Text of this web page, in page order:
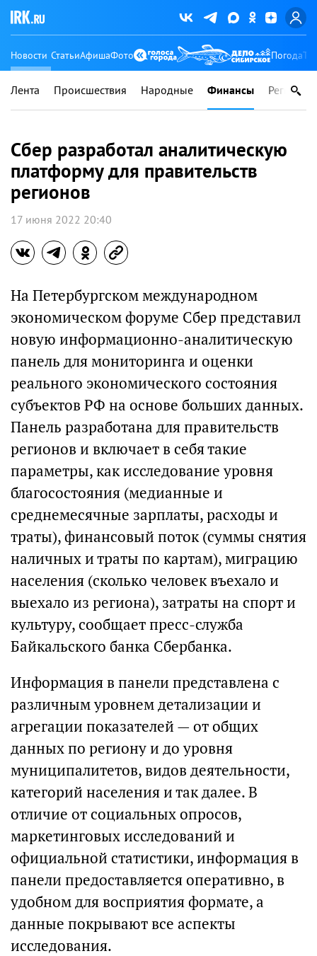
Новости СтатьиАфишаФото Погода
Лента Происшествия Народные Финансы Регионы
Сбер разработал аналитическую
платформу для правительств
регионов
17 июня 2022 20:40
На Петербургском международном
экономическом форуме Сбер представил
новую информационно-аналитическую
панель для мониторинга и оценки
реального экономического состояния
субъектов РФ на основе больших данных.
Панель разработана для правительств
регионов и включает в себя такие
параметры, как исследование уровня
благосостояния (медианные и
среднемесячные зарплаты, расходы и
траты), финансовый поток (суммы снятия
наличных и траты по картам), миграцию
населения (сколько человек въехало и
выехало из региона), затраты на спорт и
культуру, сообщает пресс-служба
Байкальского банка Сбербанка.
Информация в панели представлена с
различным уровнем детализации и
агрегации показателей — от общих
данных по региону и до уровня
муниципалитетов, видов деятельности,
категорий населения и так далее. В
отличие от социальных опросов,
маркетинговых исследований и
официальной статистики, информация в
панели предоставляется оперативно, в
удобном для восприятия формате, а
данные покрывают все аспекты
исследования.